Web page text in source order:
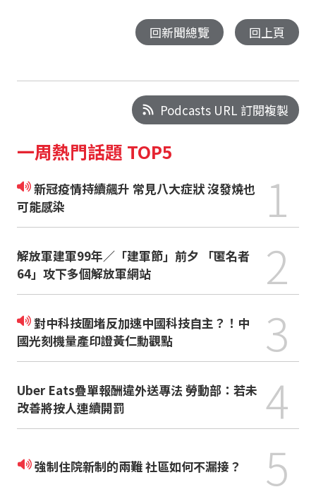
回新聞總覽 回上頁
Podcasts URL 訂閱複製
一周熱門話題 TOP5
新冠疫情持續飆升 常見八大症狀 沒發燒也
可能感染
1
解放軍建軍99年／「建軍節」前夕 「匿名者
64」攻下多個解放軍網站
2
對中科技圍堵反加速中國科技自主？！中
國光刻機量產印證黃仁勳觀點
3
Uber Eats疊單報酬違外送專法 勞動部：若未
改善將按人連續開罰
4
強制住院新制的兩難 社區如何不漏接？ 5